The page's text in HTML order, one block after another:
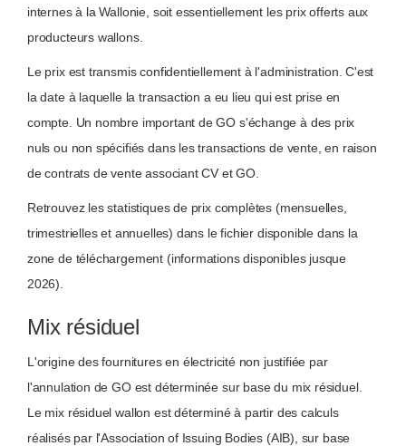
internes à la Wallonie, soit essentiellement les prix offerts aux
producteurs wallons.
Le prix est transmis confidentiellement à l'administration. C'est
la date à laquelle la transaction a eu lieu qui est prise en
compte. Un nombre important de GO s'échange à des prix
nuls ou non spécifiés dans les transactions de vente, en raison
de contrats de vente associant CV et GO.
Retrouvez les statistiques de prix complètes (mensuelles,
trimestrielles et annuelles) dans le fichier disponible dans la
zone de téléchargement (informations disponibles jusque
2026).
Mix résiduel
L'origine des fournitures en électricité non justifiée par
l'annulation de GO est déterminée sur base du mix résiduel.
Le mix résiduel wallon est déterminé à partir des calculs
réalisés par l'Association of Issuing Bodies (AIB), sur base